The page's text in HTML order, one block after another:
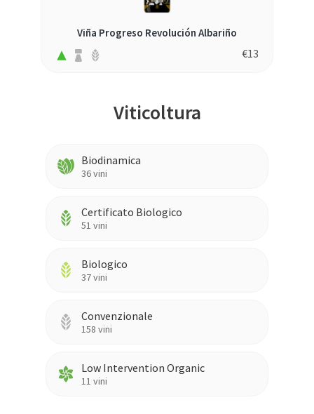
Viña Progreso Revolución Albariño
€13
Viticoltura
Biodinamica
36vini
Certificato Biologico
51 vini
Biologico
37vini
Convenzionale
158 vini
Low Intervention Organic
11 vini